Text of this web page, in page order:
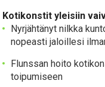
Kotikonstit yleisiin
Nyrjähtänyt nilkka
nopeasti jaloillesi
Flunssan hoito
toipumiseen